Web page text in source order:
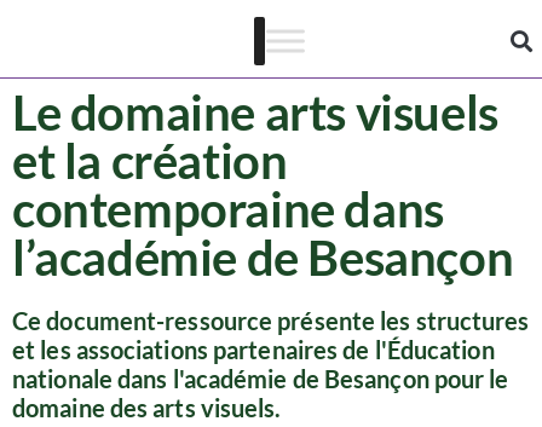
Le domaine arts visuels
et la création
contemporaine dans
l’académie de Besançon
Ce document-ressource présente les structures
et les associations partenaires de l'Éducation
nationale dans l'académie de Besançon pour le
domaine des arts visuels.